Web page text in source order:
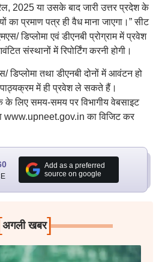
2025 या उसके बाद जारी उत्तर प्रदेश के
का प्रमाण पत्र ही वैध माना जाएगा।” सीट
डिप्लोमा एवं डीएनबी प्रोग्राम में प्रवेश
संस्थानों में रिपोर्टिंग करनी होगी।
डिप्लोमा तथा डीएनबी दोनों में आवंटन हो
पाठ्यक्रम में ही प्रवेश ले सकते हैं।
लिए समय-समय पर विभागीय वेबसाइट
का विजिट कर
Add as a preferred
source on google
अगली खबर]